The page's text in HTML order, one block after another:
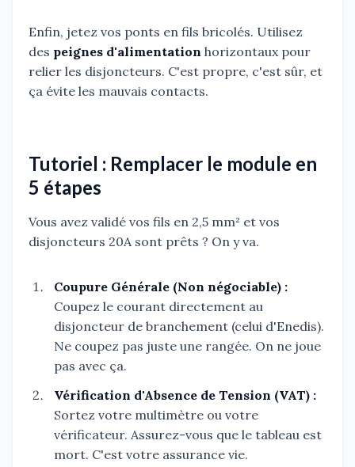
Enfin, jetez vos ponts en fils bricolés. Utilisez
des peignes d'alimentation horizontaux pour
relier les disjoncteurs. C'est propre, c'est sûr, et
ça évite les mauvais contacts.
Tutoriel : Remplacer le module en
5 étapes
Vous avez validé vos fils en 2,5 mm² et vos
disjoncteurs 20A sont prêts ? On y va.
Coupure Générale (Non négociable) :
Coupez le courant directement au
disjoncteur de branchement (celui d'Enedis).
Ne coupez pas juste une rangée. On ne joue
pas avec ça.
Vérification d'Absence de Tension (VAT) :
Sortez votre multimètre ou votre
vérificateur. Assurez-vous que le tableau est
mort. C'est votre assurance vie.